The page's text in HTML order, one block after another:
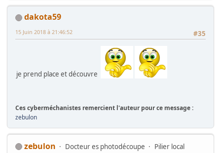
dakota59
#35
15 Juin 2018 à 21:46:52
je prend place et découvre
Ces cyberméchanistes remercient l'auteur pour ce message :
zebulon
zebulon Docteur es photodécoupe
Pilier local